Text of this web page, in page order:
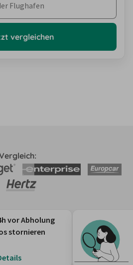
Flughafen
vergleichen
vor Abholung
stornieren